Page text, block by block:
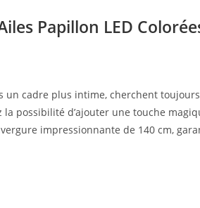
Papillon LED
un cadre plus intime, cherchent
possibilité d’ajouter une touche
impressionnante de 140 cm,